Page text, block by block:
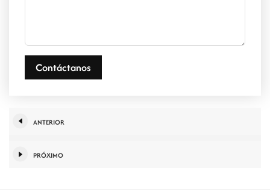
Contáctanos
ANTERIOR
PRÓXIMO